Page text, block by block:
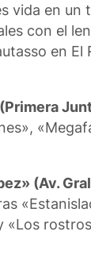
vida en un
con el
en El
(Av.
«Los